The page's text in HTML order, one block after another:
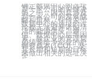
确定数据中心的选址
是一家公司的关键决
策之一，因为其涉及
到一家公司的发展战
略和目标。任何关于
数据中心的选址的讨
论都无法避开诸如清
洁的能源供应、通
信、数据中心层等因
素。故企业的管理层
必须要给予企业的总
拥有成本(TCO)、及
其长期和短期的目标
来做出相关的选址决
定。